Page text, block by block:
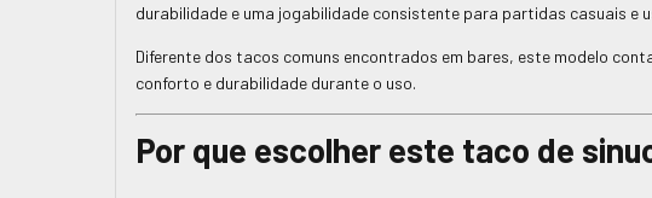
durabilidade e uma jogabilidade consistente para partidas casuais e
Diferente dos tacos comuns encontrados em bares, este modelo
conforto e durabilidade durante o uso.
Por que escolher este taco de